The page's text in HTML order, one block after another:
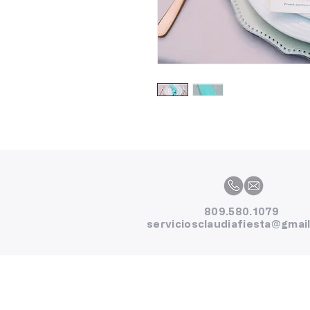
809.580.1079